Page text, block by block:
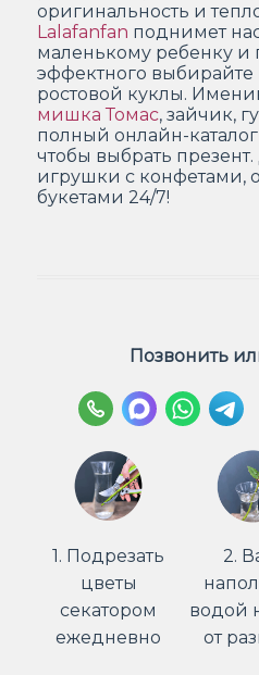
оригинальность и
Lalafanfan поднимет
маленькому ребенку и
эффектного выбирайте
ростовой куклы.
мишка Томас, зайчик,
полный онлайн-
чтобы выбрать
игрушки с конфетами,
букетами 24/7!
Позвонить
1. Подрезать
цветы
секатором
ежедневно
2.
водой
от